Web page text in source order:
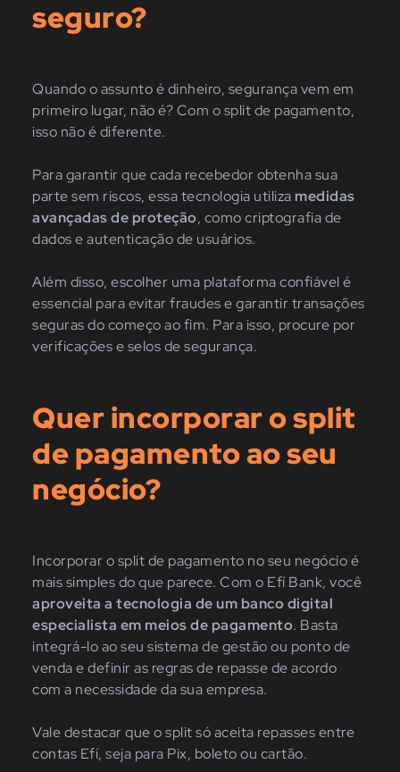
seguro?
Quando o assunto é dinheiro, segurança vem em
primeiro lugar, não é? Com o split de pagamento,
isso não é diferente.
Para garantir que cada recebedor obtenha sua
parte sem riscos, essa tecnologia utiliza medidas
avançadas de proteção, como criptografia de
dados e autenticação de usuários.
Além disso, escolher uma plataforma confiável é
essencial para evitar fraudes e garantir transações
seguras do começo ao fim. Para isso, procure por
verificações e selos de segurança.
Quer incorporar o split
de pagamento ao seu
negócio?
Incorporar o split de pagamento no seu negócio é
mais simples do que parece. Com o Efí Bank, você
aproveita a tecnologia de um banco digital
especialista em meios de pagamento. Basta
integrá-lo ao seu sistema de gestão ou ponto de
venda e definir as regras de repasse de acordo
com a necessidade da sua empresa.
Vale destacar que o split só aceita repasses entre
contas Efí, seja para Pix, boleto ou cartão.